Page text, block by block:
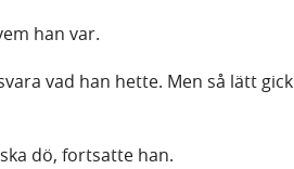
han var.
vad han hette. Men så lätt gick
dö, fortsatte han.